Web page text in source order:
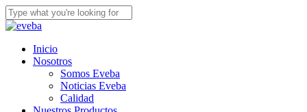
Skip
to
content
Close
Menu
Inicio
Nosotros
Somos Eveba
Noticias Eveba
Calidad